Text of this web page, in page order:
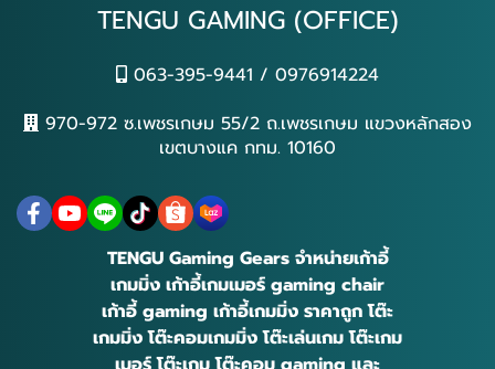
TENGU GAMING (OFFICE)
063-395-9441 / 0976914224
970-972 ซ.เพชรเกษม 55/2 ถ.เพชรเกษม แขวงหลักสอง
เขตบางแค กทม. 10160
TENGU Gaming Gears จำหน่ายเก้าอี้
เกมมิ่ง เก้าอี้เกมเมอร์ gaming chair
เก้าอี้ gaming เก้าอี้เกมมิ่ง ราคาถูก โต๊ะ
เกมมิ่ง โต๊ะคอมเกมมิ่ง โต๊ะเล่นเกม โต๊ะเกม